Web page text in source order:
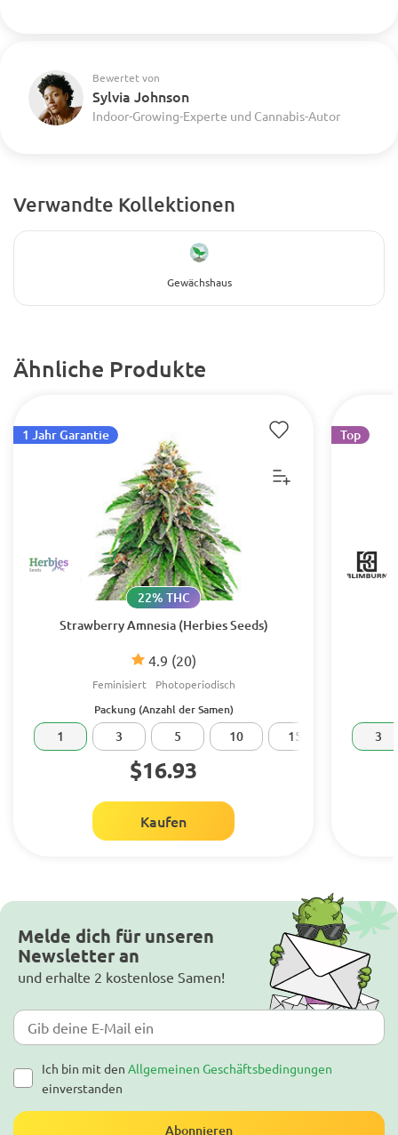
Bewertet von
Sylvia Johnson
Indoor-Growing-Experte und Cannabis-Autor
Verwandte Kollektionen
Gewächshaus
Ähnliche Produkte
Strawberry Amnesia (Herbies Seeds)
4.9 (20)
22% THC
Feminisiert Photoperiodisch
1 Jahr Garantie
Packung (Anzahl der Samen)
1 3 5 10 15 20
$16.93
Kaufen
Top
3
Melde dich für unseren
Newsletter an
und erhalte 2 kostenlose Samen!
Ich bin mit den Allgemeinen Geschäftsbedingungen
einverstanden
Abonnieren